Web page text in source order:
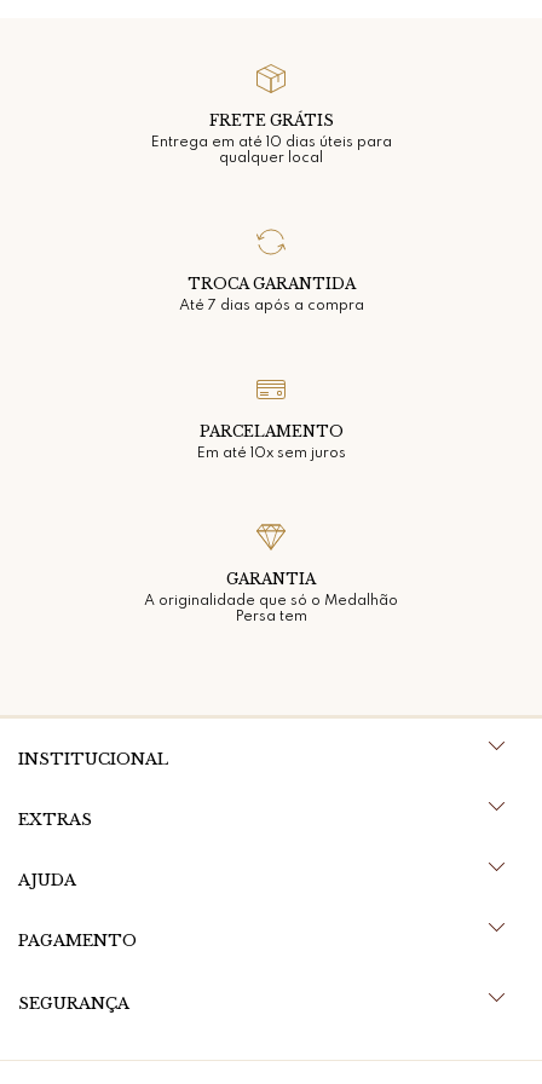
FRETE GRÁTIS
Entrega em até 10 dias úteis para
qualquer local
TROCA GARANTIDA
Até 7 dias após a compra
PARCELAMENTO
Em até 10x sem juros
GARANTIA
A originalidade que só o Medalhão
Persa tem
INSTITUCIONAL
EXTRAS
AJUDA
PAGAMENTO
SEGURANÇA